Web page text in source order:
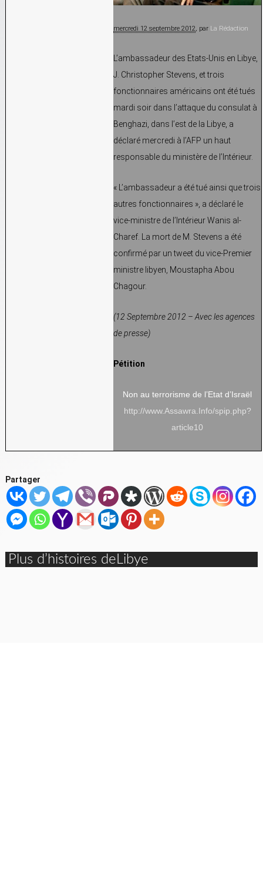
mercredi 12 septembre 2012, par La Rédaction
L’ambassadeur des Etats-Unis en Libye,
J. Christopher Stevens, et trois
fonctionnaires américains ont été tués
mardi soir dans l’attaque du consulat à
Benghazi, dans l’est de la Libye, a
déclaré mercredi à l’AFP un haut
responsable du ministère de l’Intérieur.
« L’ambassadeur a été tué ainsi que trois
autres fonctionnaires », a déclaré le
vice-ministre de l’Intérieur Wanis al-
Charef. La mort de M. Stevens a été
confirmé par un tweet du vice-Premier
ministre libyen, Moustapha Abou
Chagour.
(12 Septembre 2012 – Avec les agences
de presse)
Pétition
Non au terrorisme de l’Etat d’Israël
http://www.Assawra.Info/spip.php?
article10
Partager
Plus d’histoires deLibye